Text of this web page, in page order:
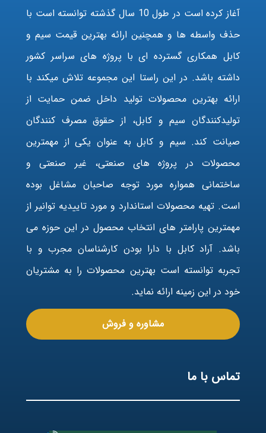
آغاز کرده است در طول 10 سال گذشته توانسته است با
حذف واسطه ها و همچنین ارائه بهترین قیمت سیم و
کابل همکاری گسترده ای با پروژه های سراسر کشور
داشته باشد. در این راستا این مجموعه تلاش میکند با
ارائه بهترین محصولات تولید داخل ضمن حمایت از
تولیدکنندگان سیم و کابل، از حقوق مصرف کنندگان
صیانت کند. سیم و کابل به عنوان یکی از مهمترین
محصولات در پروژه های صنعتی، غیر صنعتی و
ساختمانی همواره مورد توجه صاحبان مشاغل بوده
است. تهیه محصولات استاندارد و مورد تاییدیه توانیر از
مهمترین پارامتر های انتخاب محصول در این حوزه می
باشد. آراد کابل با دارا بودن کارشناسان مجرب و با
تجربه توانسته است بهترین محصولات را به مشتریان
خود در این زمینه ارائه نماید.
مشاوره و فروش
تماس با ما